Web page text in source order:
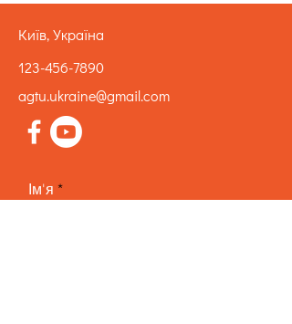
Київ, Україна
123-456-7890
agtu.ukraine@gmail.com
Ім'я